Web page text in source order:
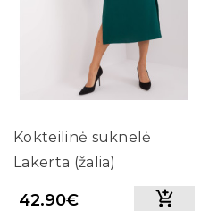
Kokteilinė suknelė
Lakerta (žalia)
42.90€